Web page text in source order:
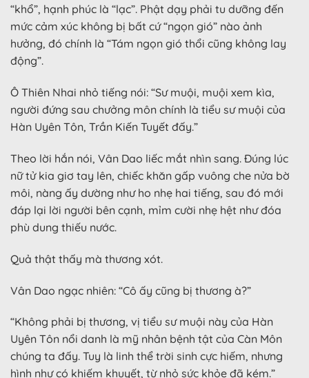
“khổ”, hạnh phúc là “lạc”. Phật dạy phải tu dưỡng đến
mức cảm xúc không bị bất cứ “ngọn gió” nào ảnh
hưởng, đó chính là “Tám ngọn gió thổi cũng không lay
động”.
Ô Thiên Nhai nhỏ tiếng nói: “Sư muội, muội xem kìa,
người đứng sau chưởng môn chính là tiểu sư muội của
Hàn Uyên Tôn, Trần Kiến Tuyết đấy.”
Theo lời hắn nói, Vân Dao liếc mắt nhìn sang. Đúng lúc
nữ tử kia giơ tay lên, chiếc khăn gấp vuông che nửa bờ
môi, nàng ấy dường như ho nhẹ hai tiếng, sau đó mới
đáp lại lời người bên cạnh, mỉm cười nhẹ hệt như đóa
phù dung thiếu nước.
Quả thật thấy mà thương xót.
Vân Dao ngạc nhiên: “Cô ấy cũng bị thương à?”
“Không phải bị thương, vị tiểu sư muội này của Hàn
Uyên Tôn nổi danh là mỹ nhân bệnh tật của Càn Môn
chúng ta đấy. Tuy là linh thể trời sinh cực hiếm, nhưng
hình như có khiếm khuyết, từ nhỏ sức khỏe đã kém.”